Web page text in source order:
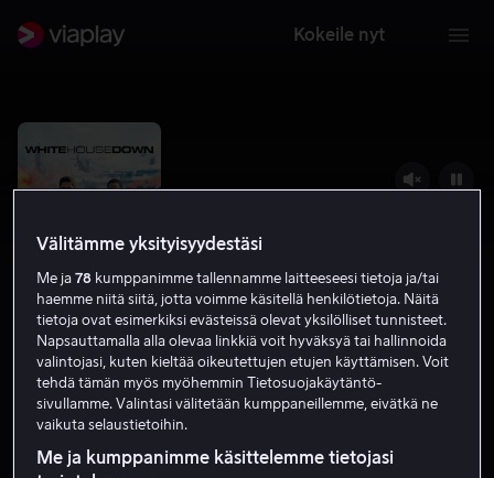
Kokeile nyt
White House Down
6.3 Toiminta
HD
Välitämme yksityisyydestäsi
Me ja78 kumppanimme tallennamme laitteeseesi tietoja ja/tai
haemme niitä siitä, jotta voimme käsitellä henkilötietoja. Näitä
tietoja ovat esimerkiksi evästeissä olevat yksilölliset tunnisteet.
Napsauttamalla alla olevaa linkkiä voit hyväksyä tai hallinnoida
valintojasi, kuten kieltää oikeutettujen etujen käyttämisen. Voit
tehdä tämän myös myöhemmin Tietosuojakäytäntö-
sivullamme. Valintasi välitetään kumppaneillemme, eivätkä ne
vaikuta selaustietoihin.
Me ja kumppanimme käsittelemme tietojasi